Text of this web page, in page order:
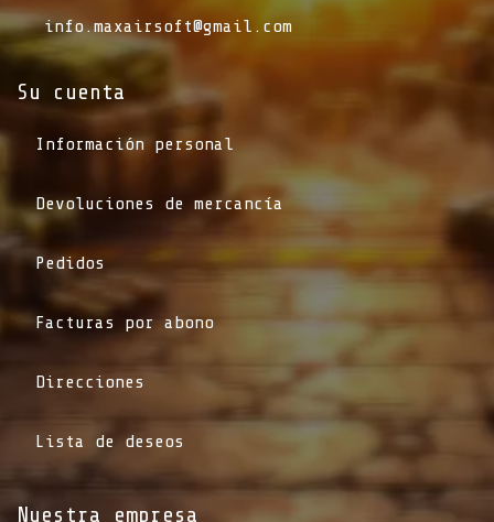
info.maxairsoft@gmail.com
Su cuenta
Información personal
Devoluciones de mercancía
Pedidos
Facturas por abono
Direcciones
Lista de deseos
Nuestra empresa